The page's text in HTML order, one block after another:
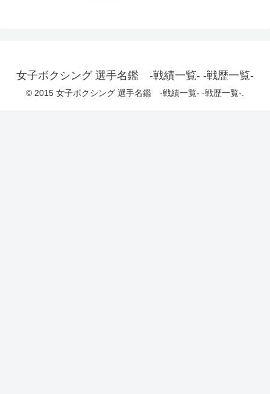
女子ボクシング 選手名鑑 -戦績一覧- -戦歴一覧-
© 2015 女子ボクシング 選手名鑑 -戦績一覧- -戦歴一覧-.